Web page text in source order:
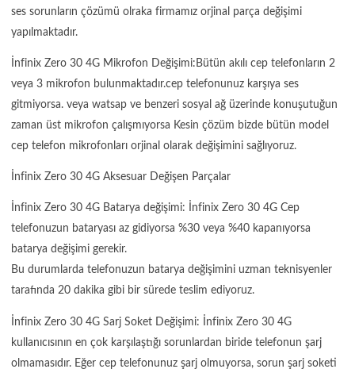
ses sorunların çözümü olraka firmamız orjinal parça değişimi
yapılmaktadır.
İnfinix Zero 30 4G Mikrofon Değişimi:Bütün akılı cep telefonların 2
veya 3 mikrofon bulunmaktadır.cep telefonunuz karşıya ses
gitmiyorsa. veya watsap ve benzeri sosyal ağ üzerinde konuşutuğun
zaman üst mikrofon çalışmıyorsa Kesin çözüm bizde bütün model
cep telefon mikrofonları orjinal olarak değişimini sağlıyoruz.
İnfinix Zero 30 4G Aksesuar Değişen Parçalar
İnfinix Zero 30 4G Batarya değişimi: İnfinix Zero 30 4G Cep
telefonuzun bataryası az gidiyorsa %30 veya %40 kapanıyorsa
batarya değişimi gerekir.
Bu durumlarda telefonuzun batarya değişimini uzman teknisyenler
tarafında 20 dakika gibi bir sürede teslim ediyoruz.
İnfinix Zero 30 4G Sarj Soket Değişimi: İnfinix Zero 30 4G
kullanıcısının en çok karşılaştığı sorunlardan biride telefonun şarj
olmamasıdır. Eğer cep telefonunuz şarj olmuyorsa, sorun şarj soketi